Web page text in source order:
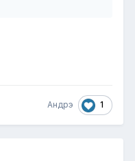
Андрэ 1